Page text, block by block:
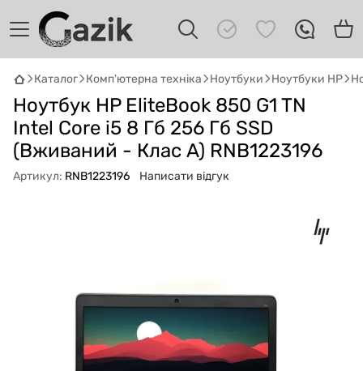
Каталог Комп'ютерна техніка Ноутбуки Ноутбуки HP
Ноутбук HP EliteBook 850 G1 TN
Intel Core i5 8 Гб 256 Гб SSD
(Вживаний - Клас A) RNB1223196
Артикул: RNB1223196 Написати відгук
GAZIK AI
Онлайн · пошук техніки
Привіт! 👋 Я Gazik AI — допоможу
підібрати вживану комп'ютерну техніку.